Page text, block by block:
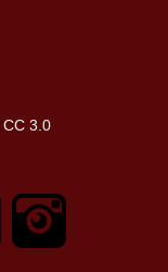
CC 3.0